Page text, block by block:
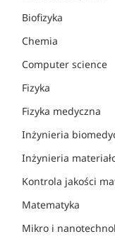
Biofizyka
Chemia
Computer science
Fizyka
Fizyka medyczna
Inżynieria
Inżynieria
Kontrola jakości
Matematyka
Mikro i